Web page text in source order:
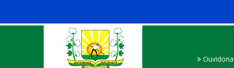
Ouvidoria